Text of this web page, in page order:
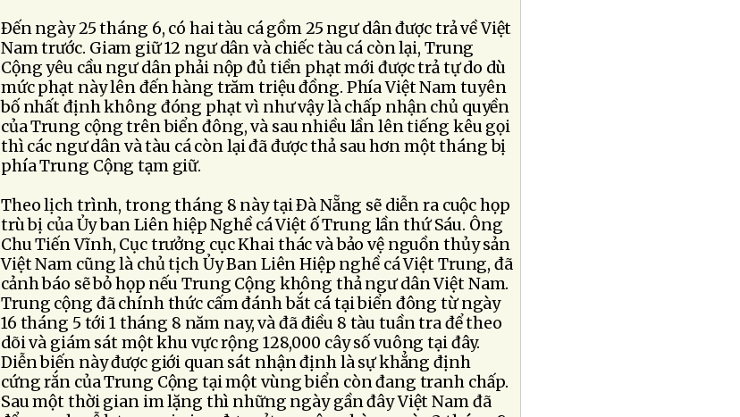
Ðến ngày 25 tháng 6, có hai tàu cá gồm 25 ngư dân được trả về Việt
Nam trước. Giam giữ 12 ngư dân và chiếc tàu cá còn lại, Trung
Cộng yêu cầu ngư dân phải nộp đủ tiền phạt mới được trả tự do dù
mức phạt này lên đến hàng trăm triệu đồng. Phía Việt Nam tuyên
bố nhất định không đóng phạt vì như vậy là chấp nhận chủ quyền
của Trung cộng trên biển đông, và sau nhiều lần lên tiếng kêu gọi
thì các ngư dân và tàu cá còn lại đã được thả sau hơn một tháng bị
phía Trung Cộng tạm giữ.
Theo lịch trình, trong tháng 8 này tại Ðà Nẵng sẽ diễn ra cuộc họp
trù bị của Ủy ban Liên hiệp Nghề cá Việt ố Trung lần thứ Sáu. Ông
Chu Tiến Vĩnh, Cục trưởng cục Khai thác và bảo vệ nguồn thủy sản
Việt Nam cũng là chủ tịch Ủy Ban Liên Hiệp nghề cá Việt Trung, đã
cảnh báo sẽ bỏ họp nếu Trung Cộng không thả ngư dân Việt Nam.
Trung cộng đã chính thức cấm đánh bắt cá tại biển đông từ ngày
16 tháng 5 tới 1 tháng 8 năm nay, và đã điều 8 tàu tuần tra để theo
dõi và giám sát một khu vực rộng 128,000 cây số vuông tại đây.
Diễn biến này được giới quan sát nhận định là sự khẳng định
cứng rắn của Trung Cộng tại một vùng biển còn đang tranh chấp.
Sau một thời gian im lặng thì những ngày gần đây Việt Nam đã